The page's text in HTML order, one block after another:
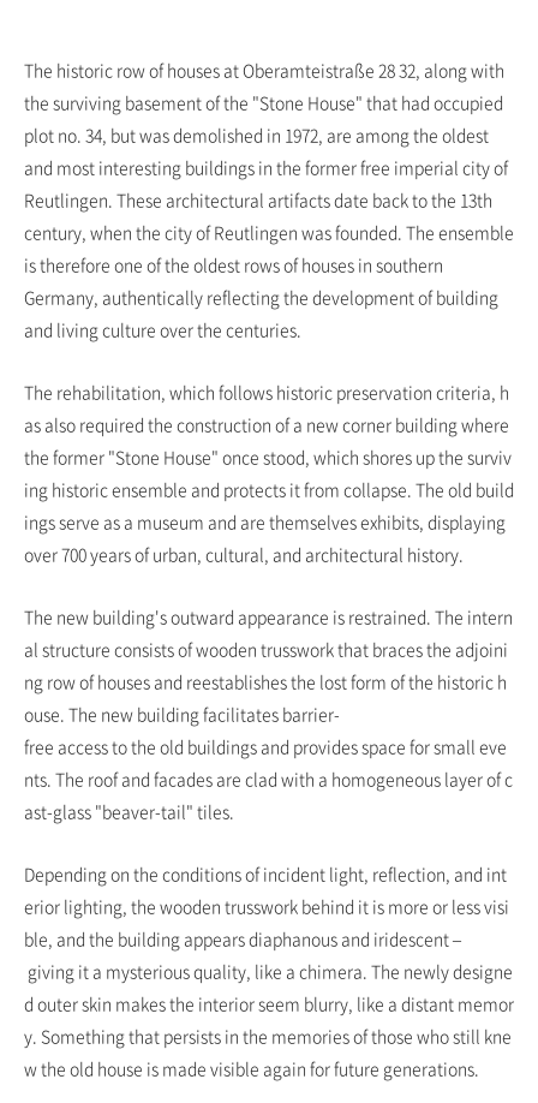
The historic row of houses at Oberamteistraße 28 32, along with
the surviving basement of the "Stone House" that had occupied
plot no. 34, but was demolished in 1972, are among the oldest
and most interesting buildings in the former free imperial city of
Reutlingen. These architectural artifacts date back to the 13th
century, when the city of Reutlingen was founded. The ensemble
is therefore one of the oldest rows of houses in southern
Germany, authentically reflecting the development of building
and living culture over the centuries.
The rehabilitation, which follows historic preservation criteria, h
as also required the construction of a new corner building where
the former "Stone House" once stood, which shores up the surviv
ing historic ensemble and protects it from collapse. The old build
ings serve as a museum and are themselves exhibits, displaying
over 700 years of urban, cultural, and architectural history.
The new building's outward appearance is restrained. The intern
al structure consists of wooden trusswork that braces the adjoini
ng row of houses and reestablishes the lost form of the historic h
ouse. The new building facilitates barrier-
free access to the old buildings and provides space for small eve
nts. The roof and facades are clad with a homogeneous layer of c
ast-glass "beaver-tail" tiles.
Depending on the conditions of incident light, reflection, and int
erior lighting, the wooden trusswork behind it is more or less visi
ble, and the building appears diaphanous and iridescent –
giving it a mysterious quality, like a chimera. The newly designe
d outer skin makes the interior seem blurry, like a distant memor
y. Something that persists in the memories of those who still kne
w the old house is made visible again for future generations.